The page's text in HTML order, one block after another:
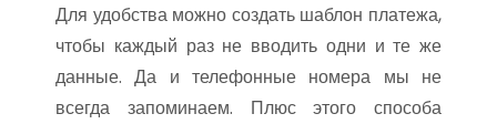
Для удобства можно создать шаблон платежа,
чтобы каждый раз не вводить одни и те же
данные. Да и телефонные номера мы не
всегда запоминаем. Плюс этого способа